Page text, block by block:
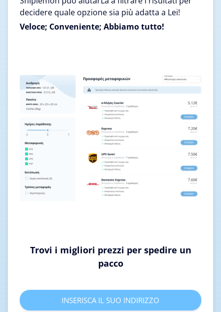
decidere quale opzione sia più adatta a Lei!
Veloce; Conveniente; Abbiamo tutto!
Trovi i migliori prezzi per spedire un
pacco
INSERISCA IL SUO INDIRIZZO